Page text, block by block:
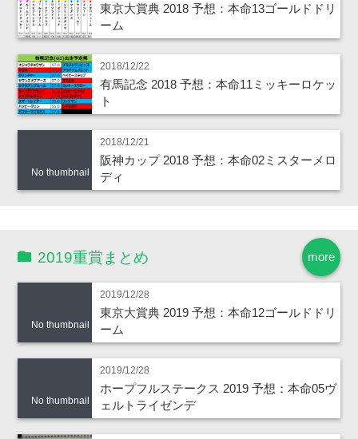
東京大賞典 2018 予想：本命13ゴールドドリ
ーム
2018/12/22
有馬記念 2018 予想：本命11ミッキーロケッ
ト
No thumbnail
2018/12/21
阪神カップ 2018 予想：本命02ミスターメロ
ディ
more
2019重賞まとめ
No thumbnail
2019/12/28
東京大賞典 2019 予想：本命12ゴールドドリ
ーム
No thumbnail
2019/12/28
ホープフルステークス 2019 予想：本命05ヴ
ェルトライゼンデ